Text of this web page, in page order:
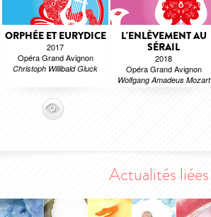
ORPHÉE ET EURYDICE
2017
Opéra Grand Avignon
Christoph Willibald Gluck
L'ENLÈVEMENT AU
SÉRAIL
2018
Opéra Grand Avignon
Wolfgang Amadeus Mozart
Actualités liées